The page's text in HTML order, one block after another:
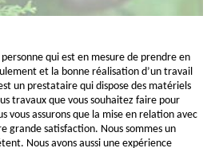
qui est en mesure de prendre en
et la bonne réalisation d’un travail
un prestataire qui dispose des matériels
travaux que vous souhaitez faire pour
vous assurons que la mise en relation avec
grande satisfaction. Nous sommes un
Nous avons aussi une expérience